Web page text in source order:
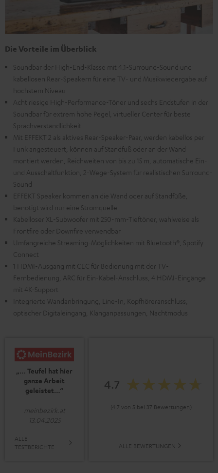
Die Vorteile im Überblick
Soundbar der High-End-Klasse mit 4.1-Surround-Sound und
kabellosen Rear-Speakern für eine TV- und Musikwiedergabe auf
höchstem Niveau
Acht riesige High-Performance-Töner und sechs Endstufen in der
Soundbar für extrem hohe Pegel, virtueller Center für beste
Sprachverständlichkeit
Mit EFFEKT 2 als aktives Rear-Speaker-Paar, werden kabellos per
Funk angesteuert, können auf Standfuß oder an der Wand
montiert werden, Reichweiten von bis zu 15 m, automatische Ein-
und Ausschaltfunktion, 2-Wege-System für realistischen Surround-
Sound
EFFEKT Speaker kommen an die Wand oder auf Standfüße,
benötigt wird nur eine Stromquelle
Kabelloser XL-Subwoofer mit 250-mm-Tieftöner, wahlweise als
Frontfire oder Downfire verwendbar
Umfangreiche Streaming-Möglichkeiten mit Bluetooth®, Spotify
Connect
1 HDMI-Ausgang mit CEC für Bedienung mit der TV-
Fernbedienung, ARC für Ein-Kabel-Anschluss, 4 HDMI-Eingänge
mit 4K-Support
Integrierte Wandanbringung, Line-In, Kopfhöreranschluss,
optischer Digitaleingang, Klanganpassungen, Nachtmodus
„… Teufel hat hier
ganze Arbeit
geleistet…“
meinbezirk.at
13.04.2025
ALLE
TESTBERICHTE
4.7
(4.7 von 5 bei 37 Bewertungen)
ALLE BEWERTUNGEN